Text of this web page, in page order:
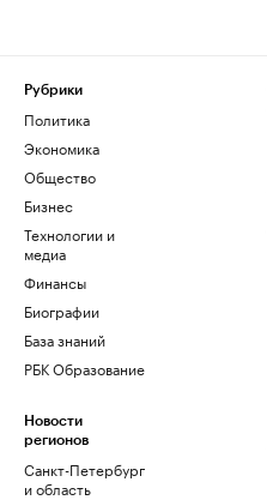
Рубрики
Политика
Экономика
Общество
Бизнес
Технологии и
медиа
Финансы
Биографии
База знаний
РБК Образование
Новости
регионов
Санкт-Петербург
и область